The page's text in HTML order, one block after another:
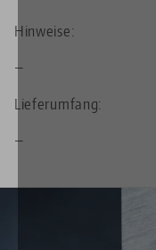
Hinweise:
—
Lieferumfang:
—